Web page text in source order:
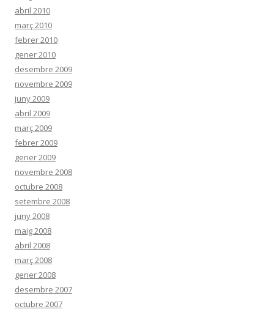
abril 2010
març 2010
febrer 2010
gener 2010
desembre 2009
novembre 2009
juny 2009
abril 2009
març 2009
febrer 2009
gener 2009
novembre 2008
octubre 2008
setembre 2008
juny 2008
maig 2008
abril 2008
març 2008
gener 2008
desembre 2007
octubre 2007